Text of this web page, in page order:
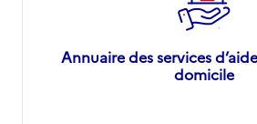
Annuaire des services
domicile